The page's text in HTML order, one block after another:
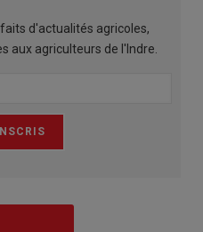
d'actualités agricoles,
aux agriculteurs de l'Indre.